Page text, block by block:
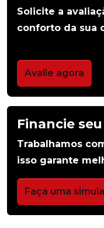
Solicite a
conforto da sua
Avalie agora
Financie
Trabalhamos
isso garante
Faça uma